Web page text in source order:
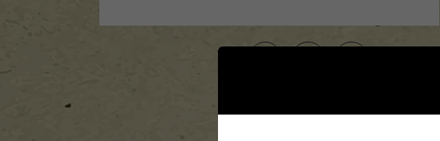
שתף: